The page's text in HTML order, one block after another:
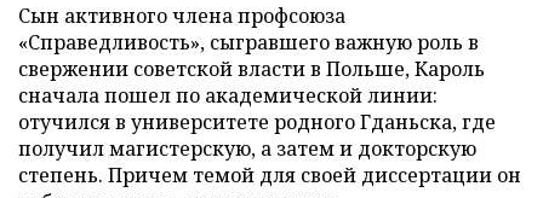
Сын активного члена профсоюза
«Справедливость», сыгравшего важную роль в
свержении советской власти в Польше, Кароль
сначала пошел по академической линии:
отучился в университете родного Гданьска, где
получил магистерскую, а затем и докторскую
степень. Причем темой для своей диссертации он